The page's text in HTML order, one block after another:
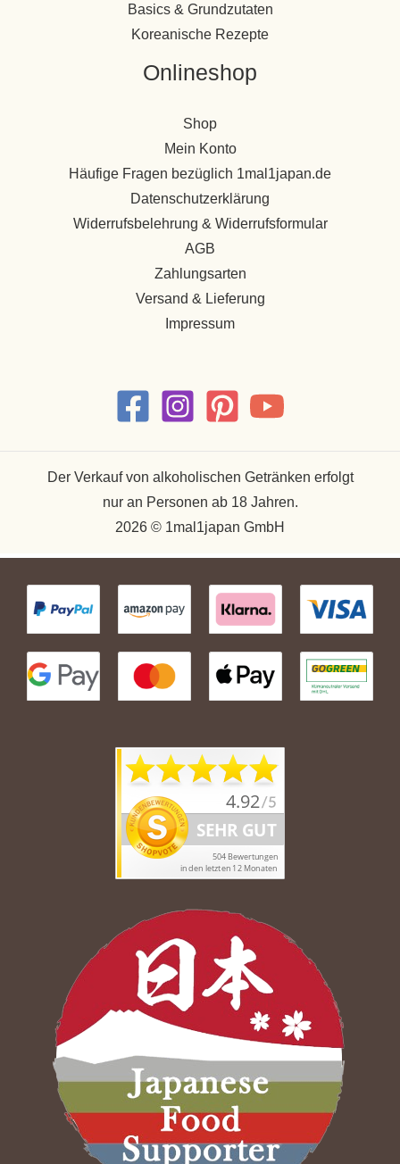
Basics & Grundzutaten
Koreanische Rezepte
Onlineshop
Shop
Mein Konto
Häufige Fragen bezüglich 1mal1japan.de
Datenschutzerklärung
Widerrufsbelehrung & Widerrufsformular
AGB
Zahlungsarten
Versand & Lieferung
Impressum
Der Verkauf von alkoholischen Getränken erfolgt
nur an Personen ab 18 Jahren.
2026 © 1mal1japan GmbH